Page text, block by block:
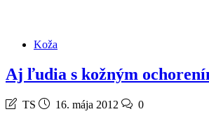
Koža
Aj ľudia s kožným
TS 16. mája 2012
0